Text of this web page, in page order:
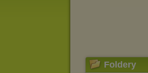
Foldery